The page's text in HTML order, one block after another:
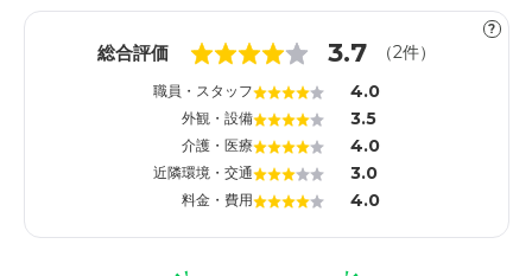
?
総合評価 3.7 （2件）
職員・スタッフ 4.0
外観・設備 3.5
介護・医療 4.0
近隣環境・交通 3.0
料金・費用 4.0